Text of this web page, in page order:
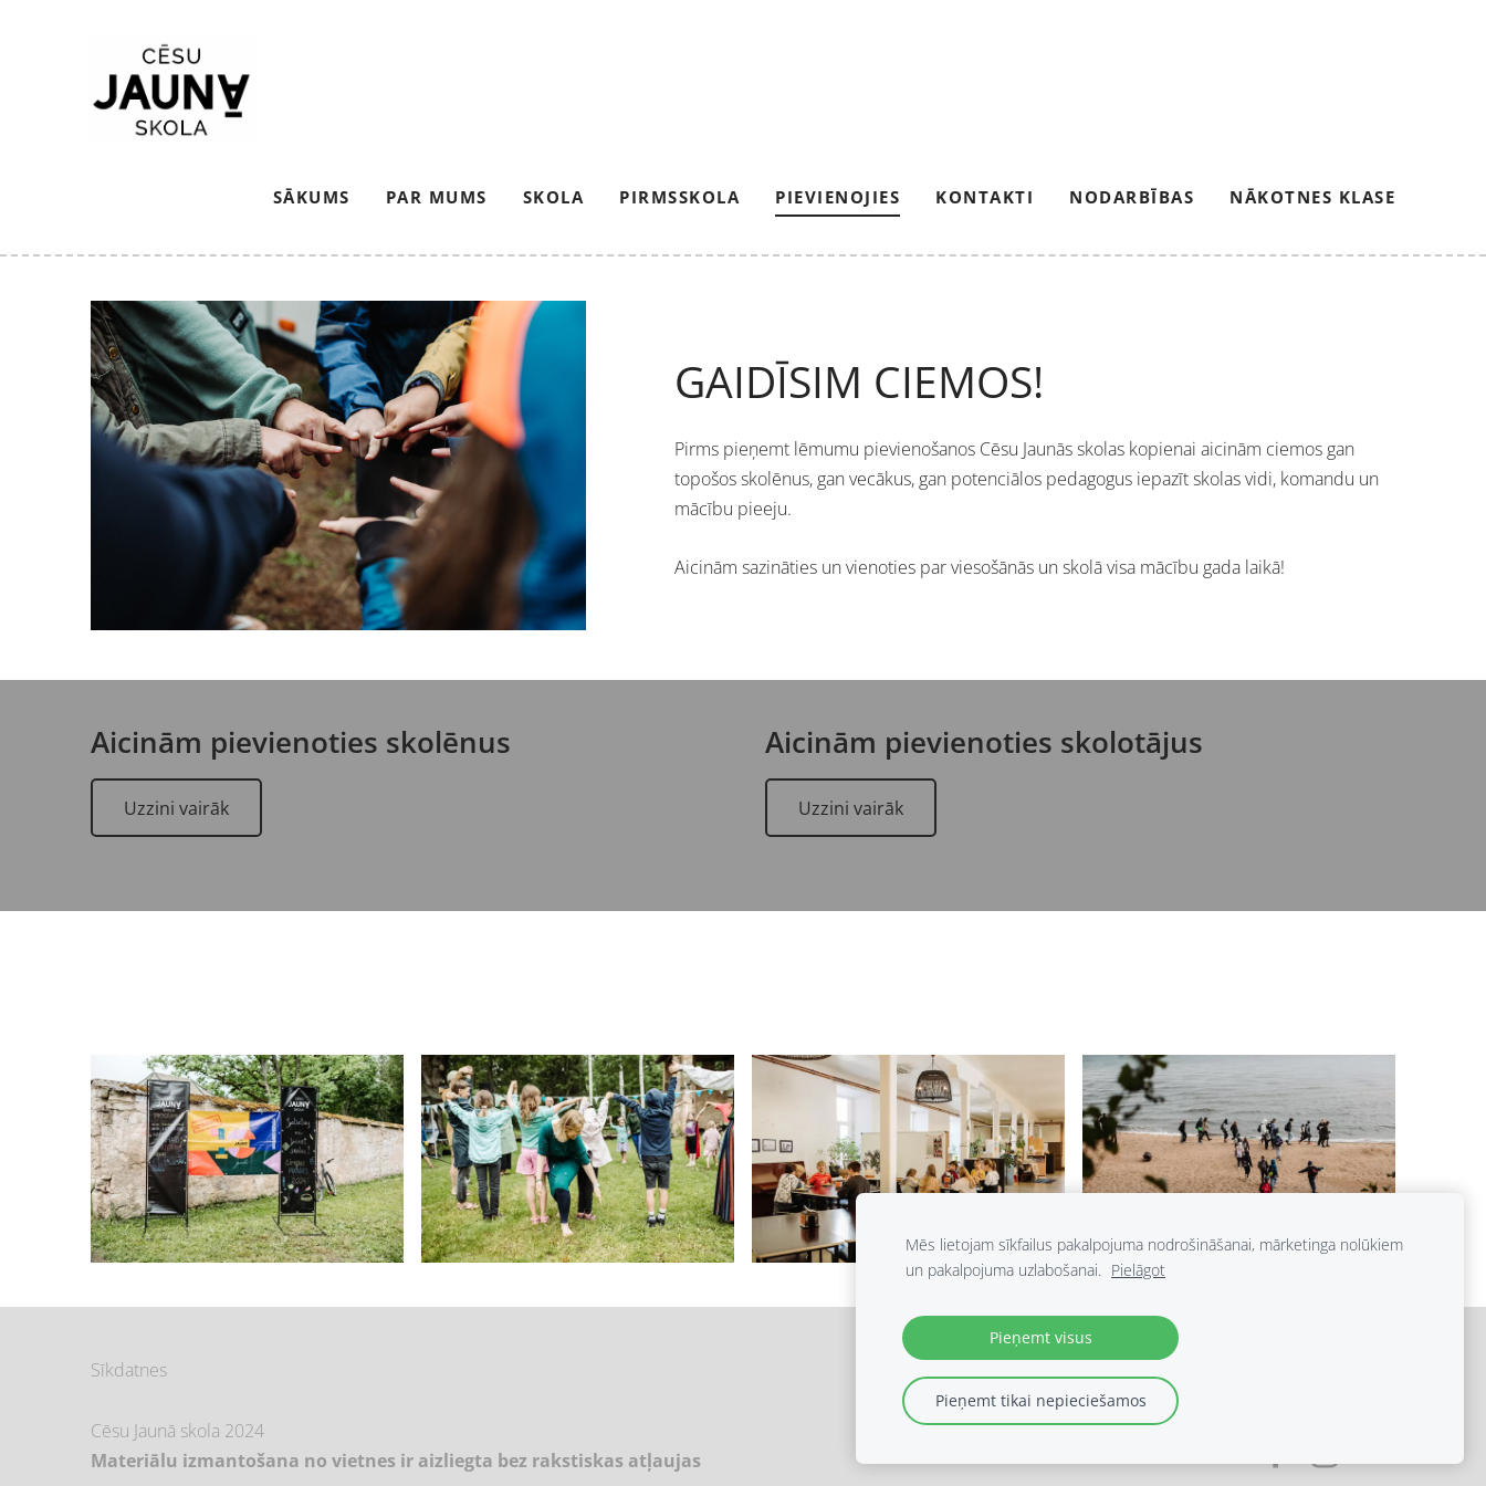
SĀKUMS PAR MUMS SKOLA PIRMSSKOLA PIEVIENOJIES KONTAKTI NODARBĪBAS NĀKOTNES KLASE
GAIDĪSIM CIEMOS!
Pirms pieņemt lēmumu pievienošanos Cēsu Jaunās skolas kopienai aicinām ciemos gan
topošos skolēnus, gan vecākus, gan potenciālos pedagogus iepazīt skolas vidi, komandu un
mācību pieeju.
Aicinām sazināties un vienoties par viesošānās un skolā visa mācību gada laikā!
Aicinām pievienoties skolēnus
Uzzini vairāk
Aicinām pievienoties skolotājus
Uzzini vairāk
Sīkdatnes
Cēsu Jaunā skola 2024
Materiālu izmantošana no vietnes ir aizliegta bez rakstiskas atļaujas
Mēs lietojam sīkfailus pakalpojuma nodrošināšanai, mārketinga nolūkiem
un pakalpojuma uzlabošanai. Pielāgot
Pieņemt visus
Pieņemt tikai nepieciešamos